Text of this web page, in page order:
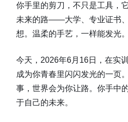
你手里的剪刀，不只是工具，
未来的路——大学、专业证书
想。温柔的手艺，一样能发光。
今天，2026年6月16日，在实
成为你青春里闪闪发光的一页
事，世界会为你让路。你手中
于自己的未来。